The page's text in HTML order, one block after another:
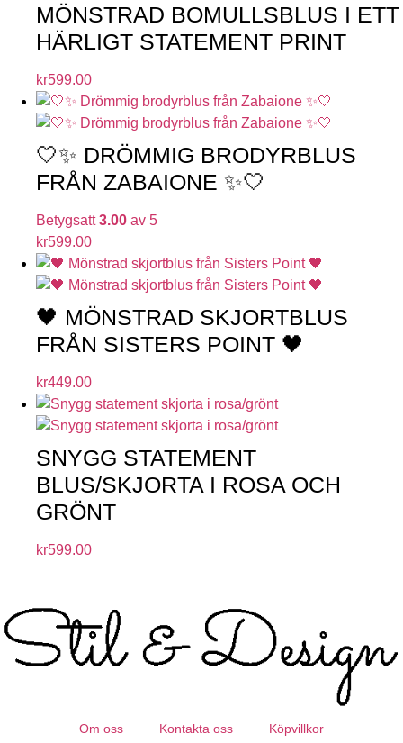
MÖNSTRAD BOMULLSBLUS I ETT
HÄRLIGT STATEMENT PRINT
kr599.00
🤍✨ DRÖMMIG BRODYRBLUS
FRÅN ZABAIONE ✨🤍
Betygsatt3.00 av 5
kr599.00
🖤 MÖNSTRAD SKJORTBLUS
FRÅN SISTERS POINT 🖤
kr449.00
SNYGG STATEMENT
BLUS/SKJORTA I ROSA OCH
GRÖNT
kr599.00
Om oss Kontakta oss Köpvillkor